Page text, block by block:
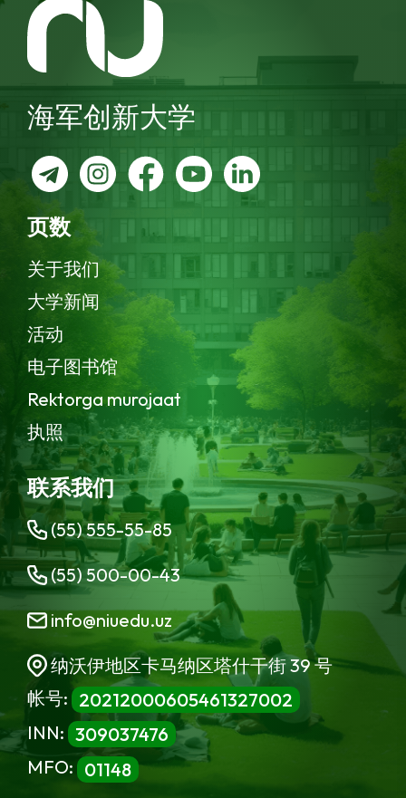
海军创新大学
页数
关于我们
大学新闻
活动
电子图书馆
Rektorga murojaat
执照
联系我们
(55) 555-55-85
(55) 500-00-43
info@niuedu.uz
纳沃伊地区卡马纳区塔什干街 39 号
帐号: 20212000605461327002
INN: 309037476
MFO: 01148